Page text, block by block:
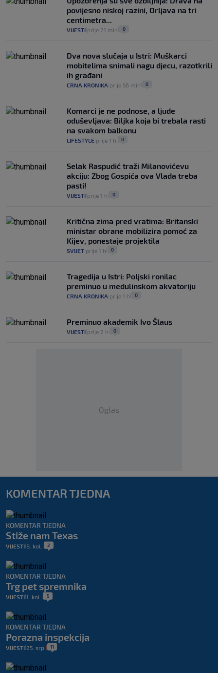
povijesno niskoj razini, Orljava na tri
centimetra...
VIJESTI prije 21 min 0
Dva nova slučaja u Istri: Muškarci
mobitelima snimali nagu djecu, razotkrili
ih građani
CRNA KRONIKA prije 56 min 0
Komarci je ne podnose, a ljude
oduševljava: Biljka koja bi trebala rasti
na svakom balkonu
LIFESTYLE prije 1 h 0
Selak Raspudić traži Milanovićevu
akciju: Zbog Gospića ova Vlada treba
pasti!
VIJESTI prije 1 h 0
Kritična zima pred vratima: Britanski
ministar obrane mobilizira pomoć za
Kijev, ponestaje projektila
SVIJET prije 1 h 0
Tragedija u Istri: Poljski ronilac
preminuo u medulinskom akvatoriju
CRNA KRONIKA prije 1 h 0
Preminuo akademik Ivo Šlaus
VIJESTI prije 2 h 0
Oglas
KOMENTAR TJEDNA
KOMENTAR TJEDNA
Stiže nam Texas
VIJESTI 8. kol. 2
KOMENTAR TJEDNA
Trg pet spremnika
VIJESTI 1. kol. 5
KOMENTAR TJEDNA
Porazna inspekcija
VIJESTI 25. srp. 11